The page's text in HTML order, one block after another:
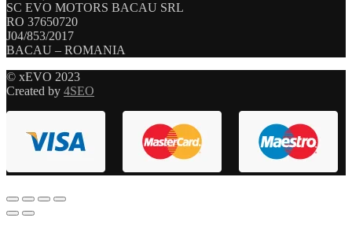
SC EVO MOTORS BACAU SRL
RO 37650720
J04/853/2017
BACAU – ROMANIA
© xEVO 2023
Created by 4SEO